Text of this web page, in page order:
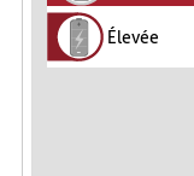
Élevée